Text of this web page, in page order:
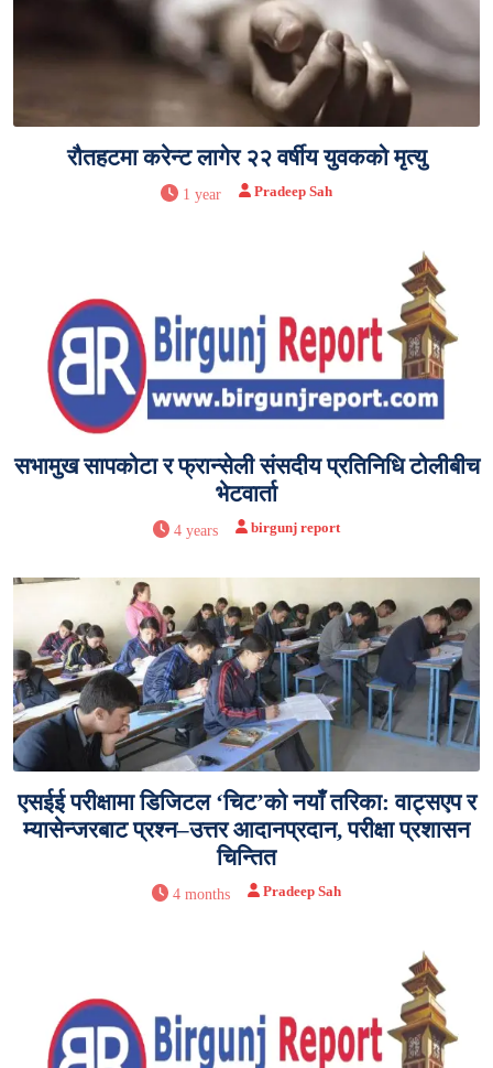
रौतहटमा करेन्ट लागेर २२ वर्षीय युवकको मृत्यु
1 year Pradeep Sah
सभामुख सापकोटा र फ्रान्सेली संसदीय प्रतिनिधि टोलीबीच
भेटवार्ता
4 years birgunj report
एसईई परीक्षामा डिजिटल ‘चिट’को नयाँ तरिका: वाट्सएप र
म्यासेन्जरबाट प्रश्न–उत्तर आदानप्रदान, परीक्षा प्रशासन
चिन्तित
4 months Pradeep Sah